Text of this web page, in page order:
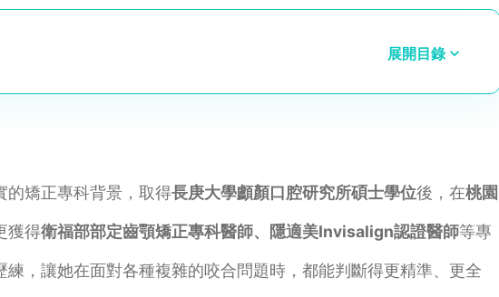
展開目錄
的矯正專科背景，取得長庚大學顱顏口腔研究所碩士學位後，在桃園
獲得衛福部部定齒顎矯正專科醫師、隱適美Invisalign認證醫師等專
，讓她在面對各種複雜的咬合問題時，都能判斷得更精準、更全